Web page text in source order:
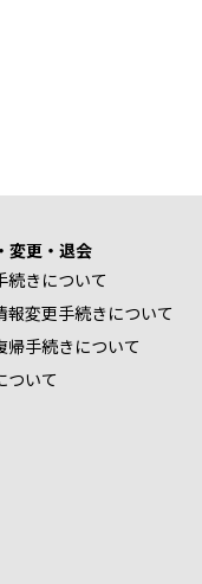
変更・退会
続きについて
報変更手続きについて
帰手続きについて
ついて